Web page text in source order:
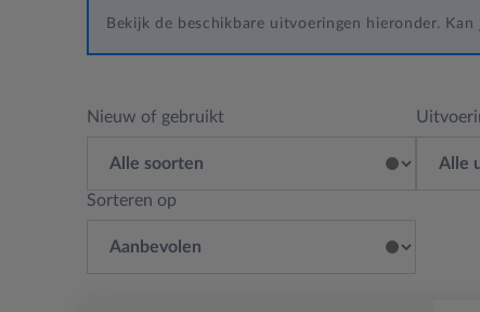
Bekijk de beschikbare uitvoeringen hieronder.
Nieuw of gebruikt
Sorteren op